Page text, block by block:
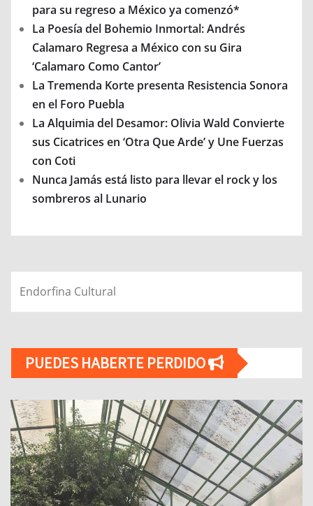
para su regreso a México ya comenzó*
La Poesía del Bohemio Inmortal: Andrés
Calamaro Regresa a México con su Gira
‘Calamaro Como Cantor’
La Tremenda Korte presenta Resistencia Sonora
en el Foro Puebla
La Alquimia del Desamor: Olivia Wald Convierte
sus Cicatrices en ‘Otra Que Arde’ y Une Fuerzas
con Coti
Nunca Jamás está listo para llevar el rock y los
sombreros al Lunario
Endorfina Cultural
PUEDES HABERTE PERDIDO